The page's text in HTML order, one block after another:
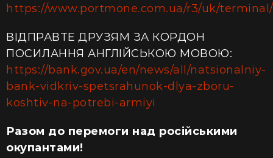
https://www.portmone.com.ua/r3/uk/terminal/
ВІДПРАВТЕ ДРУЗЯМ ЗА КОРДОН
ПОСИЛАННЯ АНГЛІЙСЬКОЮ МОВОЮ:
https://bank.gov.ua/en/news/all/natsionalniy-
bank-vidkriv-spetsrahunok-dlya-zboru-
koshtiv-na-potrebi-armiyi
Разом до перемоги над російськими
окупантами!